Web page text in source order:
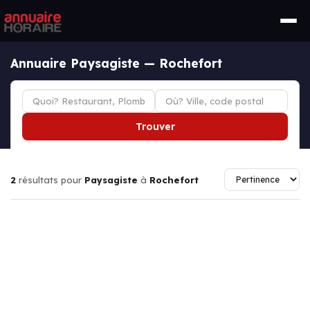
Annuaire Paysagiste — Rochefort
Trouver
2 résultats pour Paysagiste à Rochefort